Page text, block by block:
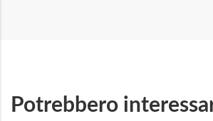
Potrebbero